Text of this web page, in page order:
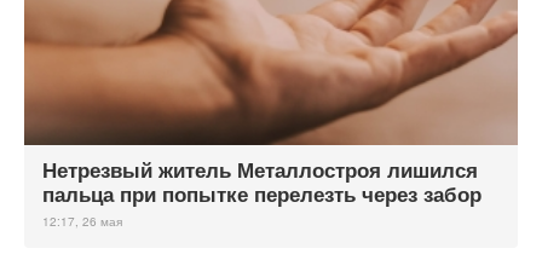
Нетрезвый житель Металлостроя лишился
пальца при попытке перелезть через забор
12:17, 26 мая